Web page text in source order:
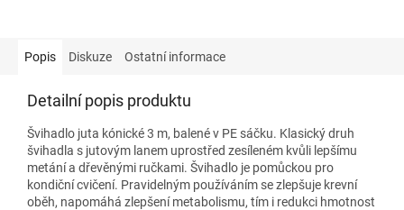
Popis Diskuze Ostatní informace
Detailní popis produktu
Švihadlo juta kónické 3 m, balené v PE sáčku. Klasický druh
švihadla s jutovým lanem uprostřed zesíleném kvůli lepšímu
metání a dřevěnými ručkami. Švihadlo je pomůckou pro
kondiční cvičení. Pravidelným používáním se zlepšuje krevní
oběh, napomáhá zlepšení metabolismu, tím i redukci hmotnost